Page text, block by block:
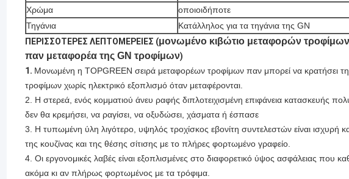
Χρώμα
οποιοιδήποτε
Τηγάνια
Κατάλληλος για τα τηγάνια της GN
ΠΕΡΙΣΣΟΤΕΡΕΣ ΛΕΠΤΟΜΕΡΕΙΕΣ (μονωμένο κιβώτιο μεταφορών τροφίμων
παν μεταφορέα της GN τροφίμων)
1. Μονωμένη η TOPGREEN σειρά μεταφορέων τροφίμων παν μπορεί να κρατήσει
τροφίμων χωρίς ηλεκτρικό εξοπλισμό όταν μεταφέρονται.
2. Η στερεά, ενός κομματιού άνευ ραφής διπλοτειχισμένη επιφάνεια κατασκευής
δεν θα κρεμήσει, να ραγίσει, να οξυδώσει, χάσματα ή έσπασε
3. Η τυπωμένη ύλη λιγότερο, υψηλός τροχίσκος εβονίτη συντελεστών είναι ισχυρή
της κουζίνας και της θέσης σίτισης με το πλήρες φορτωμένο γραφείο.
4. Οι εργονομικές λαβές είναι εξοπλισμένες στο διαφορετικό ύψος ασφάλειας που
ακόμα κι αν πλήρως φορτωμένος με τα τρόφιμα.